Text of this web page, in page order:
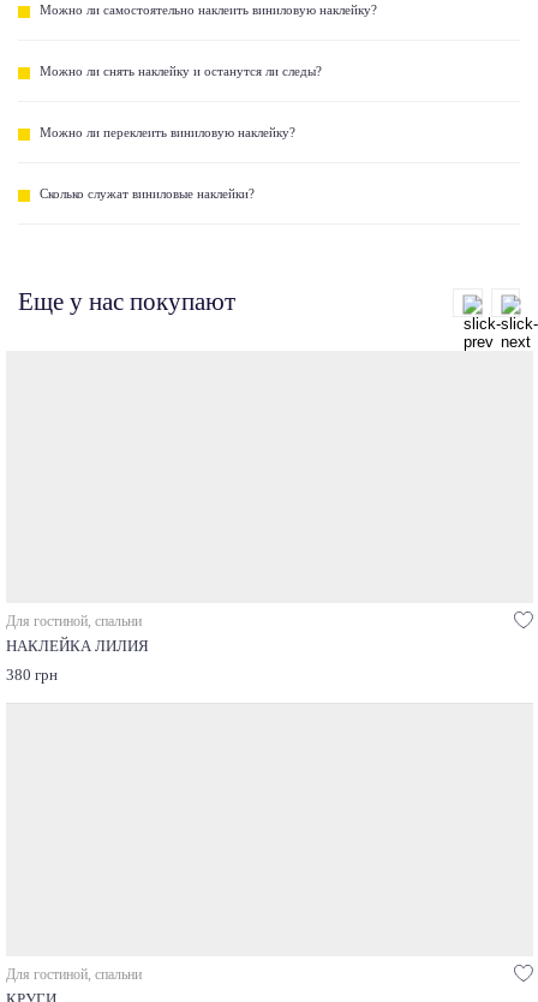
Можно ли самостоятельно наклеить виниловую наклейку?
Можно ли снять наклейку и останутся ли следы?
Можно ли переклеить виниловую наклейку?
Сколько служат виниловые наклейки?
Еще у нас покупают
Для гостиной, спальни
НАКЛЕЙКА ЛИЛИЯ
380 грн
Для гостиной, спальни